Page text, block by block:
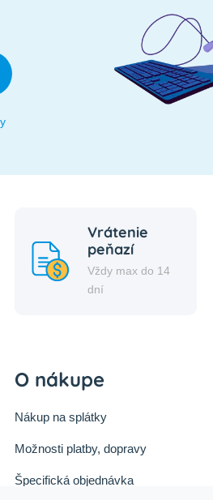
Vrátenie
peňazí
Vždy max do 14
dní
O nákupe
Nákup na splátky
Možnosti platby, dopravy
Špecifická objednávka